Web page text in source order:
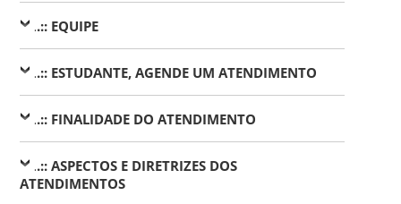
..:: EQUIPE
..:: ESTUDANTE, AGENDE UM ATENDIMENTO
..:: FINALIDADE DO ATENDIMENTO
..:: ASPECTOS E DIRETRIZES DOS
ATENDIMENTOS